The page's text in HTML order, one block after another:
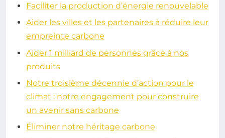
Faciliter la production d’énergie renouvelable
Aider les villes et les partenaires à réduire leur
empreinte carbone
Aider 1 milliard de personnes grâce à nos
produits
Notre troisième décennie d’action pour le
climat : notre engagement pour construire
un avenir sans carbone
Éliminer notre héritage carbone